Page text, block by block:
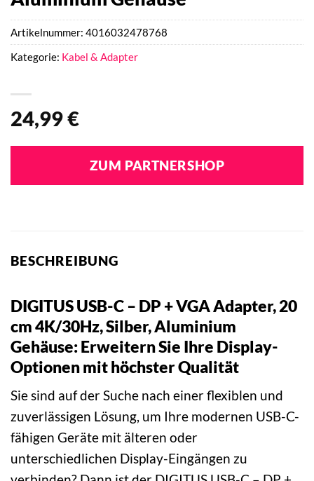
24,99€
ZUM PARTNERSHOP
Artikelnummer: 4016032478768
Kategorie: Kabel & Adapter
BESCHREIBUNG
DIGITUS USB-C – DP + VGA Adapter, 20
cm 4K/30Hz, Silber, Aluminium
Gehäuse: Erweitern Sie Ihre Display-
Optionen mit höchster Qualität
Sie sind auf der Suche nach einer flexiblen und
zuverlässigen Lösung, um Ihre modernen USB-C-
fähigen Geräte mit älteren oder
unterschiedlichen Display-Eingängen zu